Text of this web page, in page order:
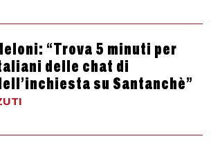
“Trova 5 minuti per
delle chat di
su Santanchè”